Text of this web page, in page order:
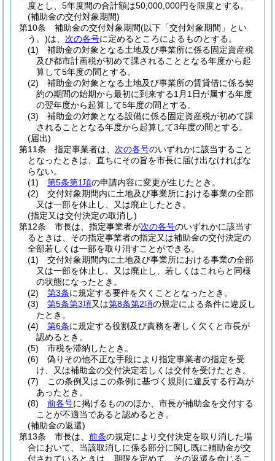
度とし、5年度間の合計額は50,000,000円を限度とする。
(補助金の交付対象期間)
第10条
補助金の交付対象期間(以下「交付対象期間」とい
う。)は、 次の各号に定めるところによるものとする。
(1)
補助金の対象となる土地及び事業所に係る固定資産税
及び都市計画税が初めて課されることとなる年度から起
算して5年度の間とする。
(2)
補助金の対象となる土地及び事業所の賃貸借に係る契
約の期間の始期から最初に到来する1月1日が属する年度
の翌年度から起算して5年度の間とする。
(3)
補助金の対象となる設備に係る固定資産税が初めて課
されることとなる年度から起算して3年度の間とする。
(届出)
第11条
指定事業者は、 次の各号のいずれかに該当すること
となったときは、直ちにその旨を市長に届け出なければな
らない。
(1)
第5条第1項の申請内容に変更が生じたとき。
(2)
交付対象期間内に土地及び事業所における事業の全部
又は一部を休止し、又は廃止したとき。
(指定又は交付決定の取消し)
第12条
市長は、指定事業者が次の各号のいずれかに該当す
るときは、その指定事業者の指定又は補助金の交付決定の
全部若しくは一部を取り消すことができる。
(1)
交付対象期間内に土地及び事業所における事業の全部
又は一部を休止し、又は廃止し、若しくはこれらと同様
の状態になったとき。
(2)
第3条に規定する要件を欠くこととなったとき。
(3)
第5条第3項又は第8条第2項の規定による条件に違反し
たとき。
(4)
第6条に規定する役割及び責務を著しく欠くと市長が
認めるとき。
(5)
市税を滞納したとき。
(6)
偽りその他不正な手段により指定事業者の指定を受
け、又は補助金の交付決定若しくは交付を受けたとき。
(7)
この条例又はこの条例に基づく規則に違反する行為が
あったとき。
(8)
前各号に掲げるもののほか、市長が補助金を交付する
ことが不適当であると認めるとき。
(補助金の返還)
第13条
市長は、 前条の規定により交付決定を取り消した場
合において、当該取消しに係る部分に関し既に補助金が交
付されているときは、期限を定めて、その返還を命じるこ